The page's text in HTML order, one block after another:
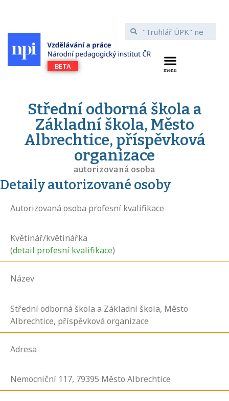
Střední odborná škola a
Základní škola, Město
Albrechtice, příspěvková
organizace
autorizovaná osoba
Detaily autorizované osoby
Autorizovaná osoba profesní kvalifikace
Květinář/květinářka
(detail profesní kvalifikace)
Název
Střední odborná škola a Základní škola, Město
Albrechtice, příspěvková organizace
Adresa
Nemocniční 117, 79395 Město Albrechtice